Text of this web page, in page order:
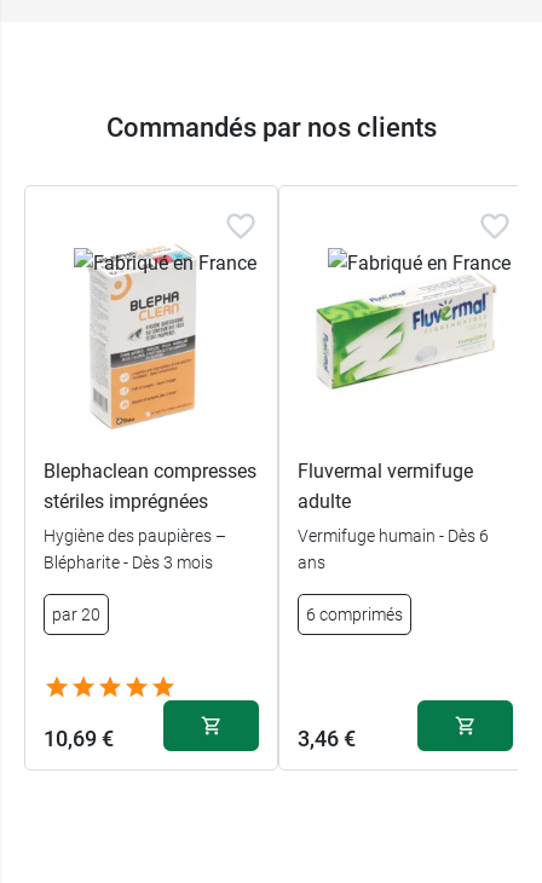
Commandés par nos clients
Blephaclean compresses
stériles imprégnées
Hygiène des paupières –
Blépharite - Dès 3 mois
par 20
10,69 €
Fluvermal vermifuge
adulte
Vermifuge humain - Dès 6
ans
6 comprimés
3,46 €